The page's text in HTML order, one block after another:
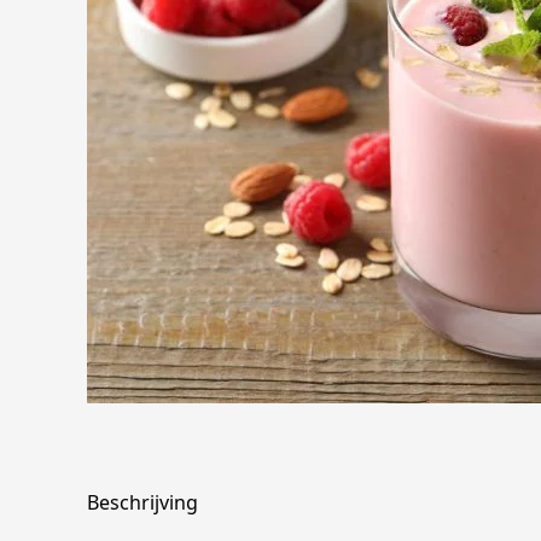
Beschrijving